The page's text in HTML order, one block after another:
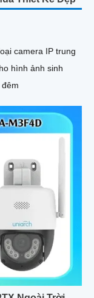
camera IP trung
hình ảnh sinh